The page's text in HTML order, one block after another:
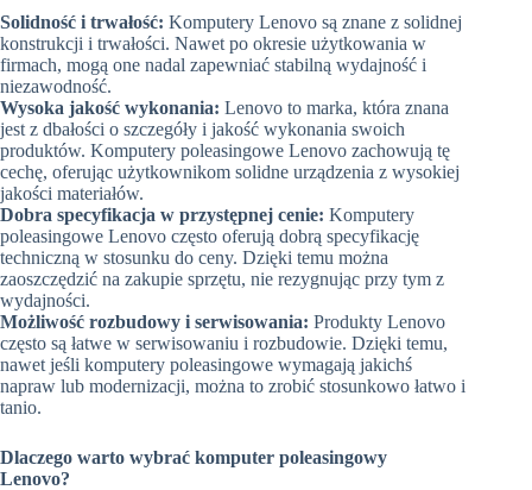
Solidność i trwałość: Komputery Lenovo są znane z solidnej
konstrukcji i trwałości. Nawet po okresie użytkowania w
firmach, mogą one nadal zapewniać stabilną wydajność i
niezawodność.
Wysoka jakość wykonania: Lenovo to marka, która znana
jest z dbałości o szczegóły i jakość wykonania swoich
produktów. Komputery poleasingowe Lenovo zachowują tę
cechę, oferując użytkownikom solidne urządzenia z wysokiej
jakości materiałów.
Dobra specyfikacja w przystępnej cenie: Komputery
poleasingowe Lenovo często oferują dobrą specyfikację
techniczną w stosunku do ceny. Dzięki temu można
zaoszczędzić na zakupie sprzętu, nie rezygnując przy tym z
wydajności.
Możliwość rozbudowy i serwisowania: Produkty Lenovo
często są łatwe w serwisowaniu i rozbudowie. Dzięki temu,
nawet jeśli komputery poleasingowe wymagają jakichś
napraw lub modernizacji, można to zrobić stosunkowo łatwo i
tanio.
Dlaczego warto wybrać komputer poleasingowy
Lenovo?